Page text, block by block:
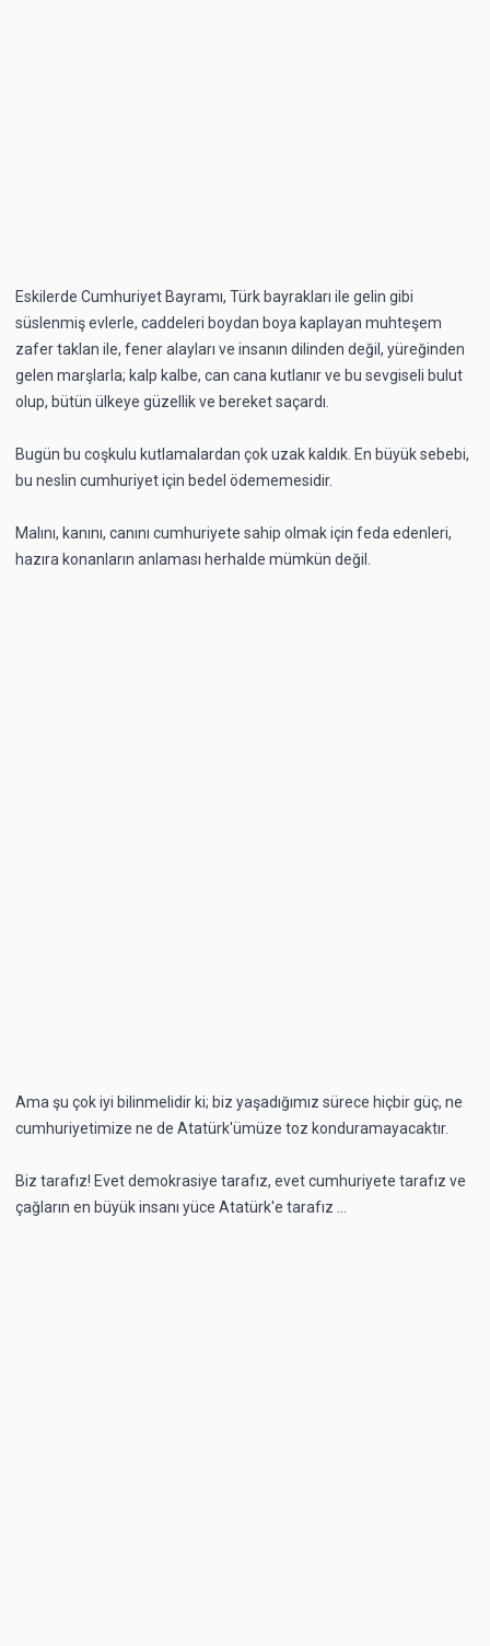
Eskilerde Cumhuriyet Bayramı, Türk bayrakları ile gelin gibi
süslenmiş evlerle, caddeleri boydan boya kaplayan muhteşem
zafer taklan ile, fener alayları ve insanın dilinden değil, yüreğinden
gelen marşlarla; kalp kalbe, can cana kutlanır ve bu sevgiseli bulut
olup, bütün ülkeye güzellik ve bereket saçardı.
Bugün bu coşkulu kutlamalardan çok uzak kaldık. En büyük sebebi,
bu neslin cumhuriyet için bedel ödememesidir.
Malını, kanını, canını cumhuriyete sahip olmak için feda edenleri,
hazıra konanların anlaması herhalde mümkün değil.
Ama şu çok iyi bilinmelidir ki; biz yaşadığımız sürece hiçbir güç, ne
cumhuriyetimize ne de Atatürk'ümüze toz konduramayacaktır.
Biz tarafız! Evet demokrasiye tarafız, evet cumhuriyete tarafız ve
çağların en büyük insanı yüce Atatürk'e tarafız ...